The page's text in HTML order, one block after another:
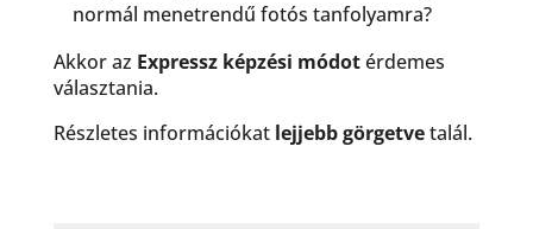
normál menetrendű fotós tanfolyamra?
Akkor az Expressz képzési módotérdemes
választania.
Részletes információkat lejjebb görgetvetalál.